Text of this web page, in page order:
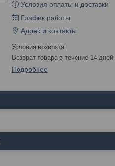
Условия оплаты и доставки
График работы
Адрес и контакты
возврат товара в течение 14 дней
Подробнее